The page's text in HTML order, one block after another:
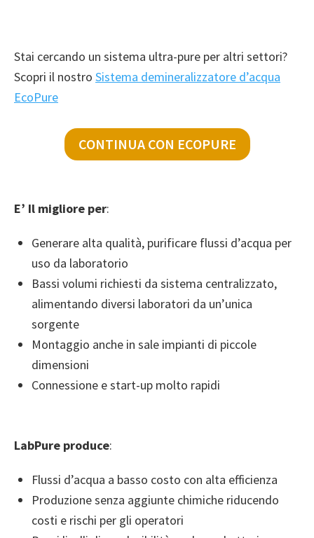
Stai cercando un sistema ultra-pure per altri settori?
Scopri il nostro Sistema demineralizzatore d’acqua
EcoPure
CONTINUA CON ECOPURE
E’ Il migliore per:
Generare alta qualità, purificare flussi d’acqua per
uso da laboratorio
Bassi volumi richiesti da sistema centralizzato,
alimentando diversi laboratori da un’unica
sorgente
Montaggio anche in sale impianti di piccole
dimensioni
Connessione e start-up molto rapidi
LabPure produce:
Flussi d’acqua a basso costo con alta efficienza
Produzione senza aggiunte chimiche riducendo
costi e rischi per gli operatori